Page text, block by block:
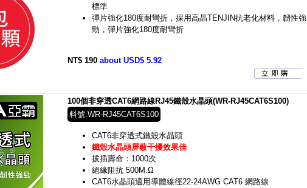
標準
彈片強化180度耐彎折，採用高晶TENJIN抗老化材料，韌性強
勁，彈片強化180度耐彎折
NT$ 190 about USD$ 5.92
100個非穿透CAT6網路線RJ45鐵殼水晶頭(WR-RJ45CAT6S100)
料號:WR-RJ45CAT6S100
CAT6非穿透式鐵殼水晶頭
鐵殼水晶頭屏蔽干擾效果佳
拔插壽命：1000次
絕緣阻抗 500M.Ω
CAT6水晶頭適用導體線徑22-24AWG CAT6 網路線